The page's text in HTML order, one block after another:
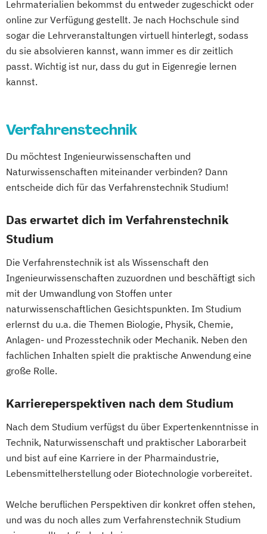
Mechatronik - Robotik und Automatisierung
Medical Leadership
Nachhaltigkeit und Systemisches
Pflegemanagement Pflegepädagogik
Software Engineering
Soziale Arbeit
Sozialmanagement
Sportmanagement
Technologie- und Innovationsmanagement
Wirtschaftsinformatik und IT-Management
Wirtschaftsingenieurwesen
Wirtschaftsingenieurwesen
Energiesysteme mit Erneuerbaren Energien
Wirtschaftspsychologie
Einführung in die Elektrotechnik
Einführung in die IT-Sicherheit
Elektrische und hybride Antriebe
Elektro- und Informationstechnik
Energiespeichertechnik
Energiewirtschaft und -management
Engineering Management
Fahrzeugtechnik Game Design
Gestaltung interaktiver Systeme
IT-Sicherheit
Informatik Ingenieurpsychologie
Innovations- und Technologiemanagement
Kommunikationsdesign
Kunststofftechnik
Lebensmittelverfahrenstechnik
Leit- und Sicherungstechnik
Maschinenbau
ingenieurwissenschaftlicher Fächer
Mathematik für Studierende
wirtschaftswissenschaftlicher Fächer
Mechatronik Mediengestaltung
Medizintechnik
Nachhaltiges Design
Lehrmaterialien bekommst du entweder zugeschickt oder
online zur Verfügung gestellt. Je nach Hochschule sind
sogar die Lehrveranstaltungen virtuell hinterlegt, sodass
du sie absolvieren kannst, wann immer es dir zeitlich
passt. Wichtig ist nur, dass du gut in Eigenregie lernen
kannst.
Verfahrenstechnik
Du möchtest Ingenieurwissenschaften und
Naturwissenschaften miteinander verbinden? Dann
entscheide dich für das Verfahrenstechnik Studium!
Das erwartet dich im Verfahrenstechnik
Studium
Die Verfahrenstechnik ist als Wissenschaft den
Ingenieurwissenschaften zuzuordnen und beschäftigt sich
mit der Umwandlung von Stoffen unter
naturwissenschaftlichen Gesichtspunkten. Im Studium
erlernst du u.a. die Themen Biologie, Physik, Chemie,
Anlagen- und Prozesstechnik oder Mechanik. Neben den
fachlichen Inhalten spielt die praktische Anwendung eine
große Rolle.
Karriereperspektiven nach dem Studium
Nach dem Studium verfügst du über Expertenkenntnisse in
Technik, Naturwissenschaft und praktischer Laborarbeit
und bist auf eine Karriere in der Pharmaindustrie,
Lebensmittelherstellung oder Biotechnologie vorbereitet.
Welche beruflichen Perspektiven dir konkret offen stehen,
und was du noch alles zum Verfahrenstechnik Studium